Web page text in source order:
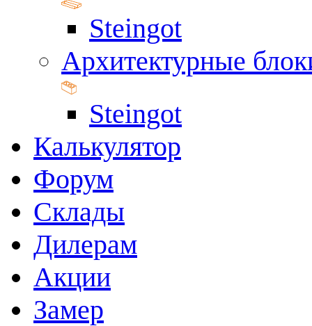
Steingot
Архитектурные
Steingot
Калькулятор
Форум
Склады
Дилерам
Акции
Замер